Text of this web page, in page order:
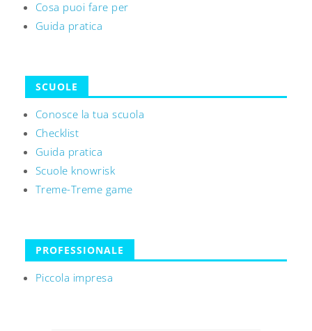
Cosa puoi fare per
Guida pratica
SCUOLE
Conosce la tua scuola
Checklist
Guida pratica
Scuole knowrisk
Treme-Treme game
PROFESSIONALE
Piccola impresa